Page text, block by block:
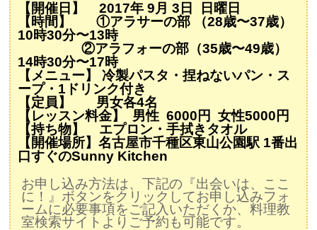
【開催日】 2017年 9月 3日 日曜日
【時間】 ①アラサーの部 （28歳〜37歳）
10時30分〜13時
②アラフォーの部（35歳〜49歳）
14時30分〜17時
【メニュー】 冷製パスタ・捏ねないパン・ス
ープ・1ドリンク付き
【定員】 男女各4名
【レッスン料金】 男性 6000円 女性5000円
【持ち物】 エプロン・手拭きタオル
【開催場所】名古屋市千種区東山公園駅 1番出
口すぐのSunny Kitchen
お申し込み方法は、下記の『出会いは、ここ
に！』ボタンをクリックしてお申し込みフォ
ームに必要事項をご記入いただくか、料理教
室検索サイトよりご予約も可能です。